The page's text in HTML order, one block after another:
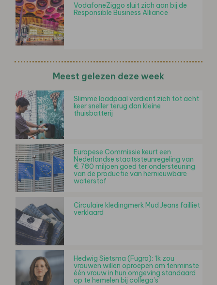
VodafoneZiggo sluit zich aan bij de
Responsible Business Alliance
Meest gelezen deze week
Slimme laadpaal verdient zich tot acht
keer sneller terug dan kleine
thuisbatterij
Europese Commissie keurt een
Nederlandse staatssteunregeling van
€ 780 miljoen goed ter ondersteuning
van de productie van hernieuwbare
waterstof
Circulaire kledingmerk Mud Jeans failliet
verklaard
Hedwig Sietsma (Fugro): ‘Ik zou
vrouwen willen oproepen om tenminste
één vrouw in hun omgeving standaard
op te hemelen bij collega’s’